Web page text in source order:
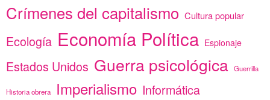
Crímenes del capitalismo Cultura popular
Ecología Economía Política Espionaje
Estados Unidos Guerra psicológica Guerrilla
Historia obrera Imperialismo Informática